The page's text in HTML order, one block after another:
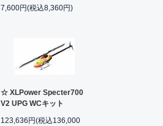
7,600円(税込8,360円)
☆ XLPower Specter700
V2 UPG WCキット
123,636円(税込136,000